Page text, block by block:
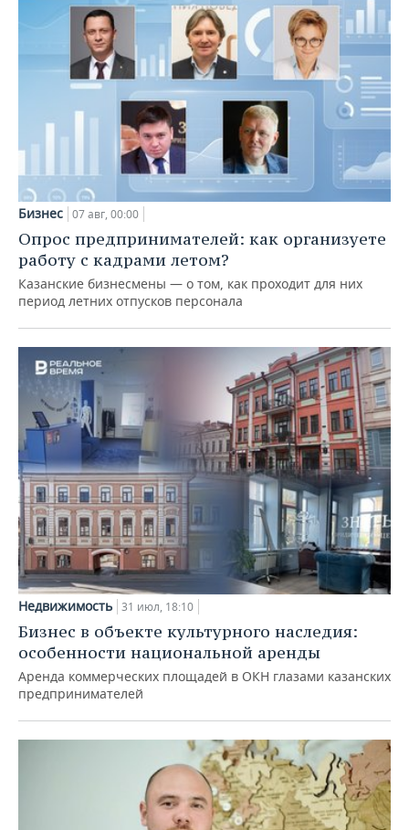
Бизнес 07 авг, 00:00
Опрос предпринимателей: как организуете
работу с кадрами летом?
Казанские бизнесмены — о том, как проходит для них
период летних отпусков персонала
Недвижимость 31 июл, 18:10
Бизнес в объекте культурного наследия:
особенности национальной аренды
Аренда коммерческих площадей в ОКН глазами казанских
предпринимателей